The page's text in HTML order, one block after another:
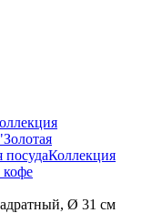
посудаКоллекция
Ø 31 см